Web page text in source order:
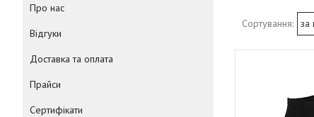
Про нас
Відгуки
Доставка та оплата
Прайси
Сертифікати